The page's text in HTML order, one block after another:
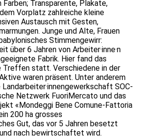
Farben; Transparente, Plakate,
Vorplatz zahlreiche kleine
Austausch mit Gesten,
Junge und Alte, Frauen
Stimmengewirr:
über 6 Jahren von Arbeiter·inne·n
Fabrik. Hier fand das
Treffen statt. Verschiedene in der
waren präsent. Unter anderem
SOC-
Netzwerk FuoriMercato und das
«Mondeggi Bene Comune-Fattoria
200 ha grosses
Gut, das vor 5 Jahren besetzt
nach bewirtschaftet wird.